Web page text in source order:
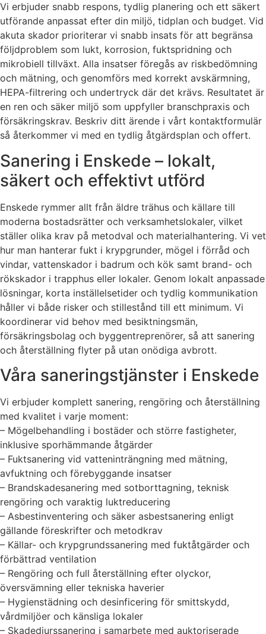
Vi erbjuder snabb respons, tydlig planering och ett säkert
utförande anpassat efter din miljö, tidplan och budget. Vid
akuta skador prioriterar vi snabb insats för att begränsa
följdproblem som lukt, korrosion, fuktspridning och
mikrobiell tillväxt. Alla insatser föregås av riskbedömning
och mätning, och genomförs med korrekt avskärmning,
HEPA-filtrering och undertryck där det krävs. Resultatet är
en ren och säker miljö som uppfyller branschpraxis och
försäkringskrav. Beskriv ditt ärende i vårt kontaktformulär
så återkommer vi med en tydlig åtgärdsplan och offert.
Sanering i Enskede – lokalt,
säkert och effektivt utförd
Enskede rymmer allt från äldre trähus och källare till
moderna bostadsrätter och verksamhetslokaler, vilket
ställer olika krav på metodval och materialhantering. Vi vet
hur man hanterar fukt i krypgrunder, mögel i förråd och
vindar, vattenskador i badrum och kök samt brand- och
rökskador i trapphus eller lokaler. Genom lokalt anpassade
lösningar, korta inställelsetider och tydlig kommunikation
håller vi både risker och stillestånd till ett minimum. Vi
koordinerar vid behov med besiktningsmän,
försäkringsbolag och byggentreprenörer, så att sanering
och återställning flyter på utan onödiga avbrott.
Våra saneringstjänster i Enskede
Vi erbjuder komplett sanering, rengöring och återställning
med kvalitet i varje moment:
– Mögelbehandling i bostäder och större fastigheter,
inklusive sporhämmande åtgärder
– Fuktsanering vid vatteninträngning med mätning,
avfuktning och förebyggande insatser
– Brandskadesanering med sotborttagning, teknisk
rengöring och varaktig luktreducering
– Asbestinventering och säker asbestsanering enligt
gällande föreskrifter och metodkrav
– Källar- och krypgrundssanering med fuktåtgärder och
förbättrad ventilation
– Rengöring och full återställning efter olyckor,
översvämning eller tekniska haverier
– Hygienstädning och desinficering för smittskydd,
vårdmiljöer och känsliga lokaler
– Skadedjurssanering i samarbete med auktoriserade